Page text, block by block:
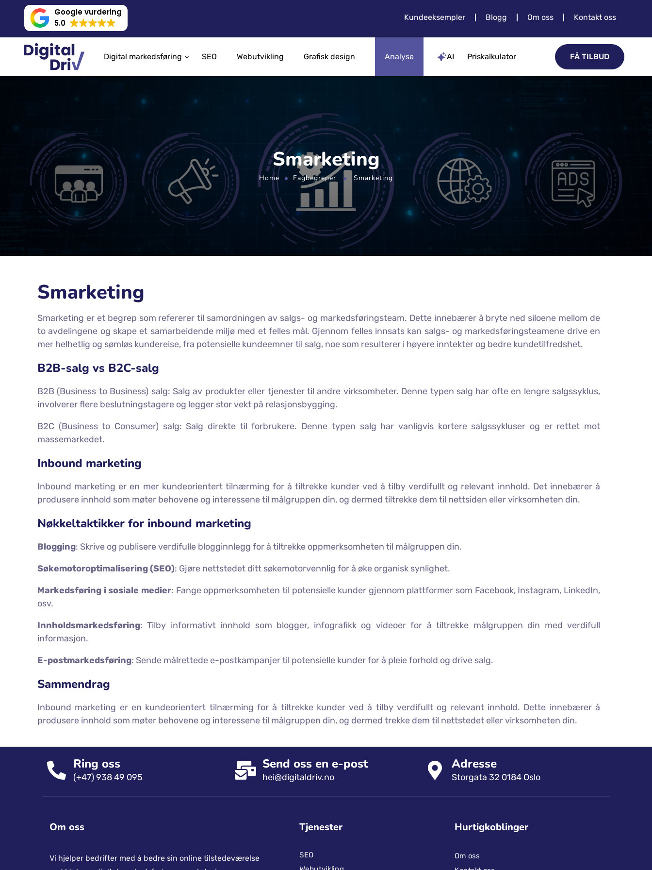
Google vurdering
5.0
Kundeeksempler Blogg Om oss Kontakt oss
Digital markedsføring SEO Webutvikling Grafisk design Analyse AI Priskalkulator FÅ TILBUD
Smarketing
Home Fagbegreper Smarketing
Smarketing
Smarketing er et begrep som refererer til samordningen av salgs- og markedsføringsteam. Dette innebærer å bryte ned siloene mellom de
to avdelingene og skape et samarbeidende miljø med et felles mål. Gjennom felles innsats kan salgs- og markedsføringsteamene drive en
mer helhetlig og sømløs kundereise, fra potensielle kundeemner til salg, noe som resulterer i høyere inntekter og bedre kundetilfredshet.
B2B-salg vs B2C-salg
B2B (Business to Business) salg: Salg av produkter eller tjenester til andre virksomheter. Denne typen salg har ofte en lengre salgssyklus,
involverer flere beslutningstagere og legger stor vekt på relasjonsbygging.
B2C (Business to Consumer) salg: Salg direkte til forbrukere. Denne typen salg har vanligvis kortere salgssykluser og er rettet mot
massemarkedet.
Inbound marketing
Inbound marketing er en mer kundeorientert tilnærming for å tiltrekke kunder ved å tilby verdifullt og relevant innhold. Det innebærer å
produsere innhold som møter behovene og interessene til målgruppen din, og dermed tiltrekke dem til nettsiden eller virksomheten din.
Nøkkeltaktikker for inbound marketing
Blogging: Skrive og publisere verdifulle blogginnlegg for å tiltrekke oppmerksomheten til målgruppen din.
Søkemotoroptimalisering (SEO): Gjøre nettstedet ditt søkemotorvennlig for å øke organisk synlighet.
Markedsføring i sosiale medier: Fange oppmerksomheten til potensielle kunder gjennom plattformer som Facebook, Instagram, LinkedIn,
osv.
Innholdsmarkedsføring: Tilby informativt innhold som blogger, infografikk og videoer for å tiltrekke målgruppen din med verdifull
informasjon.
E-postmarkedsføring: Sende målrettede e-postkampanjer til potensielle kunder for å pleie forhold og drive salg.
Sammendrag
Inbound marketing er en kundeorientert tilnærming for å tiltrekke kunder ved å tilby verdifullt og relevant innhold. Dette innebærer å
produsere innhold som møter behovene og interessene til målgruppen din, og dermed trekke dem til nettstedet eller virksomheten din.
Ring oss
(+47) 938 49 095
Send oss ​​en e-post
hei@digitaldriv.no
Adresse
Storgata 32 0184 Oslo
Om oss
Vi hjelper bedrifter med å bedre sin online tilstedeværelse
Tjenester
SEO
Hurtigkoblinger
Om oss